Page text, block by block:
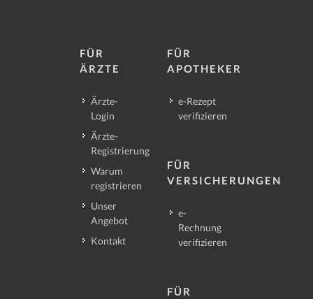
FÜR
ÄRZTE
Ärzte-
Login
Ärzte-
Registrierung
Warum
registrieren
Unser
Angebot
Kontakt
FÜR
APOTHEKER
e-Rezept
verifizieren
FÜR
VERSICHERUNGEN
e-
Rechnung
verifizieren
FÜR